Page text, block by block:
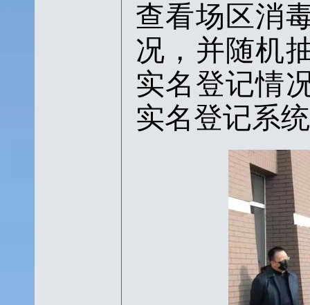
查看场区消
况，并随机
实名登记情
实名登记系